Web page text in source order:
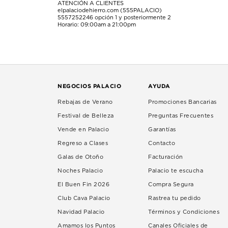
ATENCIÓN A CLIENTES
elpalaciodehierro.com (555PALACIO)
5557252246 opción 1 y posteriormente 2
Horario: 09:00am a 21:00pm
NEGOCIOS PALACIO
Rebajas de Verano
Festival de Belleza
Vende en Palacio
Regreso a Clases
Galas de Otoño
Noches Palacio
El Buen Fin 2026
Club Cava Palacio
Navidad Palacio
Amamos los Puntos
AYUDA
Promociones Bancarias
Preguntas Frecuentes
Garantías
Contacto
Facturación
Palacio te escucha
Compra Segura
Rastrea tu pedido
Términos y Condiciones
Canales Oficiales de